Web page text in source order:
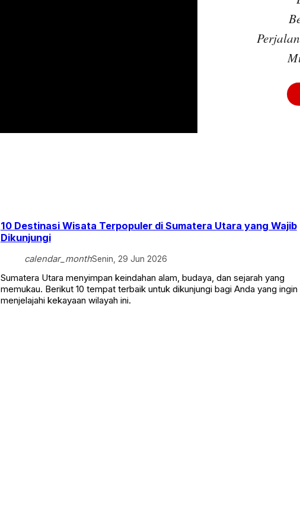
10 Destinasi Wisata Terpopuler di Sumatera Utara yang Wajib
Dikunjungi
calendar_monthSenin, 29 Jun 2026
Sumatera Utara menyimpan keindahan alam, budaya, dan sejarah yang
memukau. Berikut 10 tempat terbaik untuk dikunjungi bagi Anda yang ingin
menjelajahi kekayaan wilayah ini.